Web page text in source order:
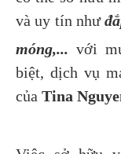
và uy tín như
móng,... với
biệt, dịch vụ
của Tina